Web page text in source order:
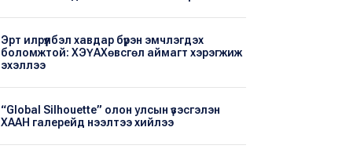
Эрт илрүүлбэл хавдар бүрэн эмчлэгдэх
боломжтой: ХЭҮА​Хөвсгөл аймагт хэрэгжиж
эхэллээ
“Global Silhouette” олон улсын үзэсгэлэн
ХААН галерейд нээлтээ хийлээ